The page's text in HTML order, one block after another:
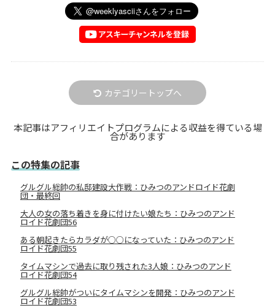
カテゴリートップへ
本記事はアフィリエイトプログラムによる収益を得ている場
合があります
この特集の記事
グルグル総帥の私邸建設大作戦：ひみつのアンドロイド花劇
団・最終回
大人の女の落ち着きを身に付けたい娘たち：ひみつのアンド
ロイド花劇団56
ある朝起きたらカラダが○○になっていた：ひみつのアンド
ロイド花劇団55
タイムマシンで過去に取り残された3人娘：ひみつのアンド
ロイド花劇団54
グルグル総帥がついにタイムマシンを開発：ひみつのアンド
ロイド花劇団53